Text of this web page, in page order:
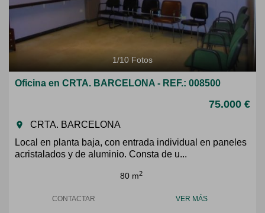
1/10 Fotos
Oficina en CRTA. BARCELONA - REF.: 008500
75.000 €
room
CRTA. BARCELONA
Local en planta baja, con entrada individual en paneles
acristalados y de aluminio. Consta de u...
80 m2
CONTACTAR VER MÁS